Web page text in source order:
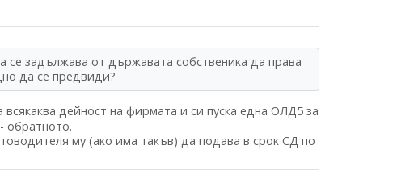
задължава от държавата собственика да права
да се предвиди?
всякаква дейност на фирмата и си пуска една ОЛД5 за
обратното.
му (ако има такъв) да подава в срок СД по